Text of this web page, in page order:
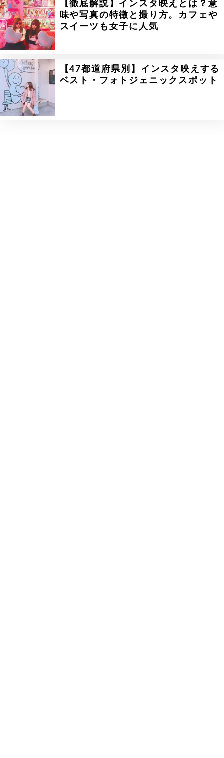
【徹底解説】インスタ映えとは？意
味や写真の特徴と撮り方。カフェや
スイーツも女子に人気
【47都道府県別】インスタ映えする
ベスト・フォトジェニックスポット